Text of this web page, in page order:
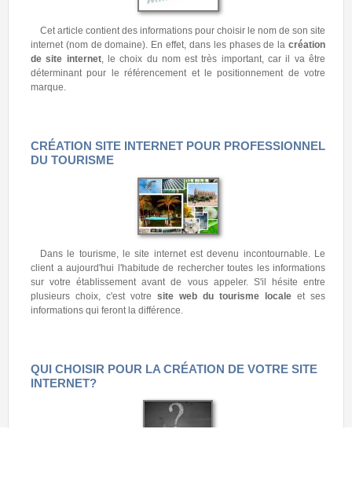
Cet article contient des informations pour choisir le nom de son site
internet (nom de domaine). En effet, dans les phases de la création
de site internet, le choix du nom est très important, car il va être
déterminant pour le référencement et le positionnement de votre
marque.
CRÉATION SITE INTERNET POUR PROFESSIONNEL
DU TOURISME
Dans le tourisme, le site internet est devenu incontournable. Le
client a aujourd'hui l'habitude de rechercher toutes les informations
sur votre établissement avant de vous appeler. S'il hésite entre
plusieurs choix, c'est votre site web du tourisme locale et ses
informations qui feront la différence.
QUI CHOISIR POUR LA CRÉATION DE VOTRE SITE
INTERNET?